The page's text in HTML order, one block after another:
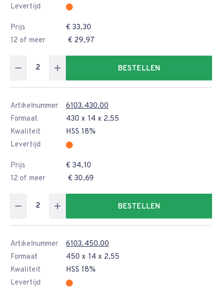
Levertijd
Prijs
€ 33,30
12 of meer
€ 29,97
BESTELLEN
Artikelnummer
6103.430.00
Formaat
430 x 14 x 2,55
Kwaliteit
HSS 18%
Levertijd
Prijs
€ 34,10
12 of meer
€ 30,69
BESTELLEN
Artikelnummer
6103.450.00
Formaat
450 x 14 x 2,55
Kwaliteit
HSS 18%
Levertijd